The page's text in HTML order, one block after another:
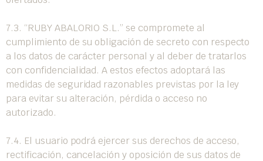
7.3. “RUBY ABALORIO S.L.” se compromete al
cumplimiento de su obligación de secreto con respecto
a los datos de carácter personal y al deber de tratarlos
con confidencialidad. A estos efectos adoptará las
medidas de seguridad razonables previstas por la ley
para evitar su alteración, pérdida o acceso no
autorizado.
7.4. El usuario podrá ejercer sus derechos de acceso,
rectificación, cancelación y oposición de sus datos de